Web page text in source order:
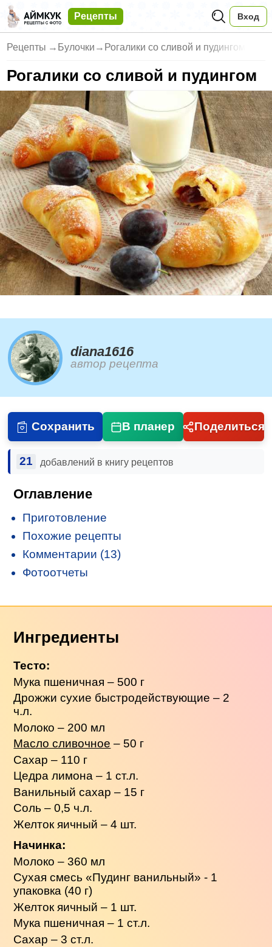
Рецепты Вход
Рецепты → Булочки → Рогалики со сливой и пудингом
Рогалики со сливой и пудингом
diana1616
автор рецепта
Сохранить В планер Поделиться
21 добавлений в книгу рецептов
Оглавление
Приготовление
Похожие рецепты
Комментарии (13)
Фотоотчеты
Ингредиенты
Тесто:
Мука пшеничная – 500 г
Дрожжи сухие быстродействующие – 2
ч.л.
Молоко – 200 мл
Масло сливочное – 50 г
Сахар – 110 г
Цедра лимона – 1 ст.л.
Ванильный сахар – 15 г
Соль – 0,5 ч.л.
Желток яичный – 4 шт.
Начинка:
Молоко – 360 мл
Сухая смесь «Пудинг ванильный» - 1
упаковка (40 г)
Желток яичный – 1 шт.
Мука пшеничная – 1 ст.л.
Сахар – 3 ст.л.